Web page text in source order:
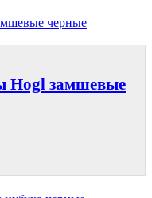
Hogl замшевые